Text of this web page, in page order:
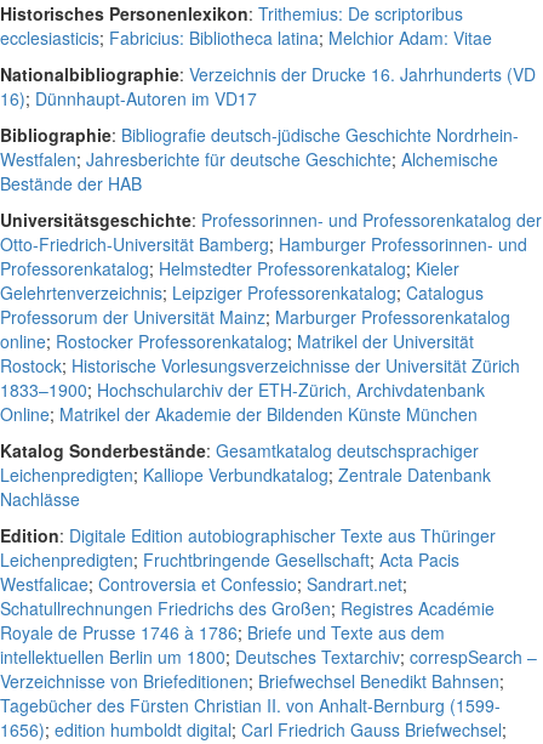
Historisches Personenlexikon: Trithemius: De scriptoribus
ecclesiasticis; Fabricius: Bibliotheca latina; Melchior Adam: Vitae
Nationalbibliographie: Verzeichnis der Drucke 16. Jahrhunderts (VD
16); Dünnhaupt-Autoren im VD17
Bibliographie: Bibliografie deutsch-jüdische Geschichte Nordrhein-
Westfalen; Jahresberichte für deutsche Geschichte; Alchemische
Bestände der HAB
Universitätsgeschichte: Professorinnen- und Professorenkatalog der
Otto-Friedrich-Universität Bamberg; Hamburger Professorinnen- und
Professorenkatalog; Helmstedter Professorenkatalog; Kieler
Gelehrtenverzeichnis; Leipziger Professorenkatalog; Catalogus
Professorum der Universität Mainz; Marburger Professorenkatalog
online; Rostocker Professorenkatalog; Matrikel der Universität
Rostock; Historische Vorlesungsverzeichnisse der Universität Zürich
1833–1900; Hochschularchiv der ETH-Zürich, Archivdatenbank
Online; Matrikel der Akademie der Bildenden Künste München
Katalog Sonderbestände: Gesamtkatalog deutschsprachiger
Leichenpredigten; Kalliope Verbundkatalog; Zentrale Datenbank
Nachlässe
Edition: Digitale Edition autobiographischer Texte aus Thüringer
Leichenpredigten; Fruchtbringende Gesellschaft; Acta Pacis
Westfalicae; Controversia et Confessio; Sandrart.net;
Schatullrechnungen Friedrichs des Großen; Registres Académie
Royale de Prusse 1746 à 1786; Briefe und Texte aus dem
intellektuellen Berlin um 1800; Deutsches Textarchiv; correspSearch –
Verzeichnisse von Briefeditionen; Briefwechsel Benedikt Bahnsen;
Tagebücher des Fürsten Christian II. von Anhalt-Bernburg (1599-
1656); edition humboldt digital; Carl Friedrich Gauss Briefwechsel;